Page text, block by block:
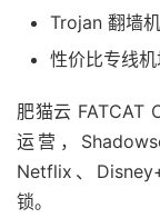
Trojan 翻墙
性价比专线机
肥猫云 FATCAT
运营，
Netflix、
锁。